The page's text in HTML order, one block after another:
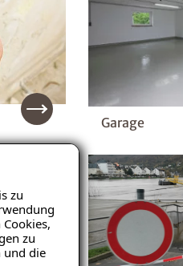
zu
zu
und die
Garage